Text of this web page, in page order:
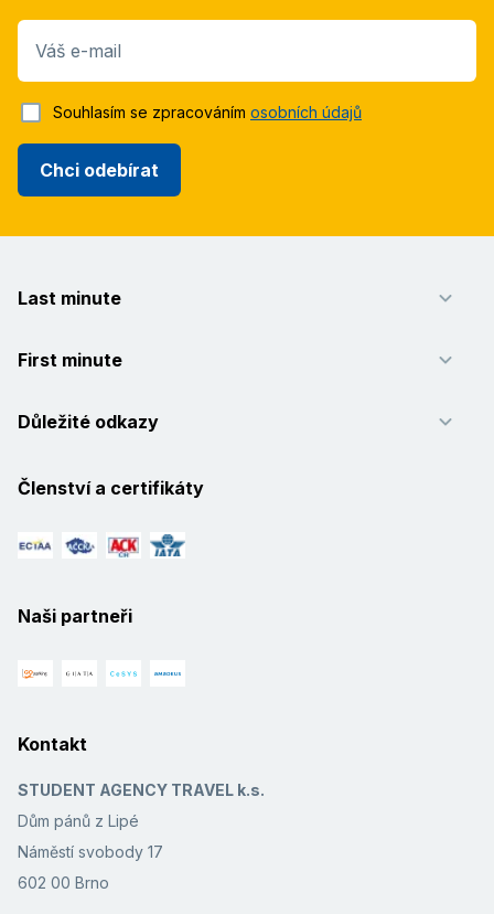
Váš e-mail
Chci odebírat
Souhlasím se zpracováním osobních údajů
Last minute
First minute
Důležité odkazy
Členství a certifikáty
Naši partneři
Kontakt
STUDENT AGENCY TRAVEL k.s.
Dům pánů z Lipé
Náměstí svobody 17
602 00 Brno